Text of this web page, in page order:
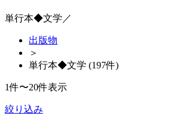
単行本◆文学／
出版物
＞
単行本◆文学 (197件)
1件〜20件表示
絞り込み